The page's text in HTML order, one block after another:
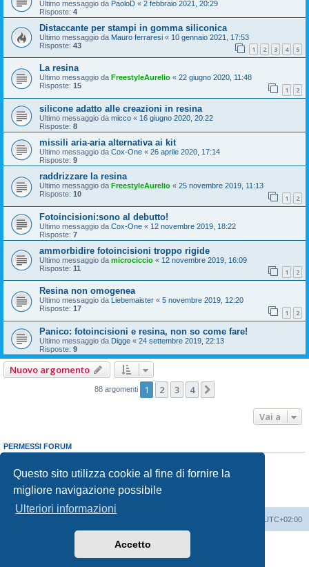
Questo sito utilizza cookie al fine di fornire la
migliore navigazione possibile
Ulteriori informazioni
Accetto
Ultimo messaggio da PaoloD « 2 febbraio 2021, 20:29
Risposte: 4
Distaccante per stampi in gomma siliconica
Ultimo messaggio da Mauro ferraresi « 10 gennaio 2021, 17:53
Risposte: 43 1 2 3 4 5
La resina
Ultimo messaggio da FreestyleAurelio « 22 giugno 2020, 11:48
Risposte: 15 1 2
silicone adatto alle creazioni in resina
Ultimo messaggio da micco « 16 giugno 2020, 20:22
Risposte: 8
missili aria-aria alternativa ai kit
Ultimo messaggio da Cox-One « 26 aprile 2020, 17:14
Risposte: 9
raddrizzare la resina
Ultimo messaggio da FreestyleAurelio « 25 novembre 2019, 11:13
Risposte: 10 1 2
Fotoincisioni:sono al debutto!
Ultimo messaggio da Cox-One « 12 novembre 2019, 18:22
Risposte: 7
ammorbidire fotoincisioni troppo rigide
Ultimo messaggio da microciccio « 12 novembre 2019, 16:09
Risposte: 11 1 2
Resina non omogenea
Ultimo messaggio da Liebemaister « 5 novembre 2019, 12:20
Risposte: 17 1 2
Panico: fotoincisioni e resina, non so come fare!
Ultimo messaggio da Digge « 24 settembre 2019, 22:13
Risposte: 9
Nuovo argomento
88 argomenti 1 2 3 4
Vai a
PERMESSI FORUM
Non puoi
rispondere negli argomenti
Non puoimodificare i tuoi messaggi
Non puoicancellare i tuoi messaggi
Non puoi
inviare allegati
UTC+02:00
phpBB® Forum Software © phpBB Limited
phpBB-Italia.it